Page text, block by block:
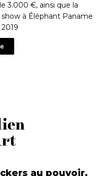
3.000 €, ainsi que la
show à Éléphant Paname
au pouvoir,